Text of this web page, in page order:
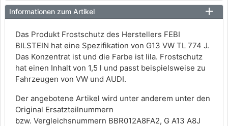
Informationen zum Artikel
Das Produkt Frostschutz des Herstellers FEBI
BILSTEIN hat eine Spezifikation von G13 VW TL 774 J.
Das Konzentrat ist und die Farbe ist lila. Frostschutz
hat einen Inhalt von 1,5 l und passt beispielsweise zu
Fahrzeugen von VW und AUDI.
Der angebotene Artikel wird unter anderem unter den
Original Ersatzteilnummern
bzw. Vergleichsnummern BBR012A8FA2, G A13 A8J